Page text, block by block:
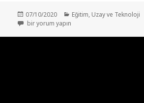
Yayın
tarihi
07/10/2020 Kategoriler
Eğitim, Uzay ve Teknoloji
2020 Nobel Fizik Ödülleri – “Devlerin
bir yorum yapın